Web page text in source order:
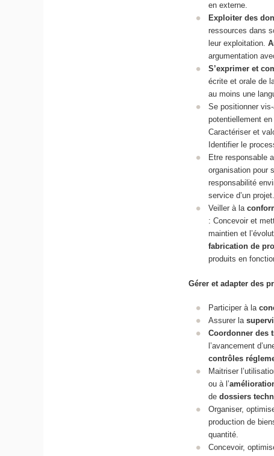
en externe.
Exploiter des
ressources dans
leur exploitation.
argumentation
S’exprimer et
écrite et orale de
au moins une
Se positionner vis-
potentiellement
Caractériser et
Identifier le
Etre responsable
organisation pour
responsabilité
service d’un
Veiller à la
: Concevoir et
maintien et
fabrication de
produits en
Gérer et adapter des
Participer à la
Assurer la
Coordonner des
l’avancement
contrôles
Maitriser
ou à l’
de dossiers
Organiser,
production de
quantité.
Concevoir,